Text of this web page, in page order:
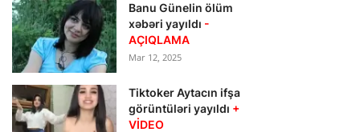
Banu Günelin ölüm
xəbəri yayıldı -
AÇIQLAMA
Mar 12, 2025
Tiktoker Aytacın ifşa
görüntüləri yayıldı +
VİDEO